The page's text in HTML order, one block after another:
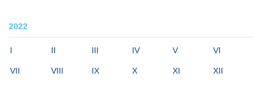
2022
I II III IV V VI
VII VIII IX X XI XII